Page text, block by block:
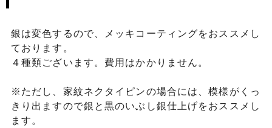
銀は変色するので、メッキコーティングをおススメし
ております。
４種類ございます。費用はかかりません。
※ただし、家紋ネクタイピンの場合には、模様がくっ
きり出ますので銀と黒のいぶし銀仕上げをおススメし
ます。